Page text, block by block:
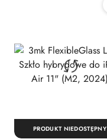
PRODUKT NIEDOSTĘPNY